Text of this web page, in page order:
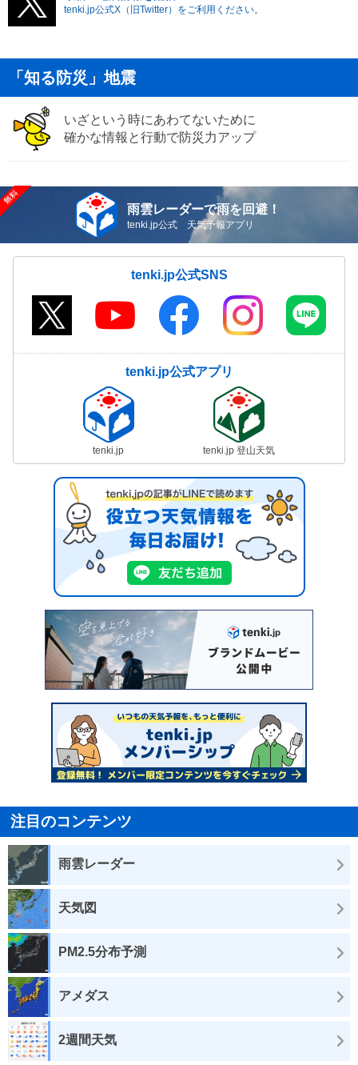
tenki.jp公式X（旧Twitter）をご利用ください。
「知る防災」地震
いざという時にあわてないために
確かな情報と行動で防災力アップ
雨雲レーダーで雨を回避！
tenki.jp公式 天気予報アプリ
tenki.jp公式SNS
tenki.jp公式アプリ
tenki.jp tenki.jp 登山天気
注目のコンテンツ
雨雲レーダー
天気図
PM2.5分布予測
アメダス
2週間天気